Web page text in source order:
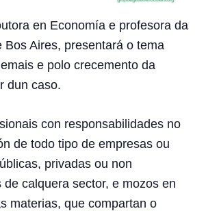
en Economía e profesora da
Bos Aires, presentará o tema
e polo crecemento da
dun caso.
con responsabilidades no
de todo tipo de empresas ou
privadas ou non
calquera sector, e mozos en
materias, que compartan o